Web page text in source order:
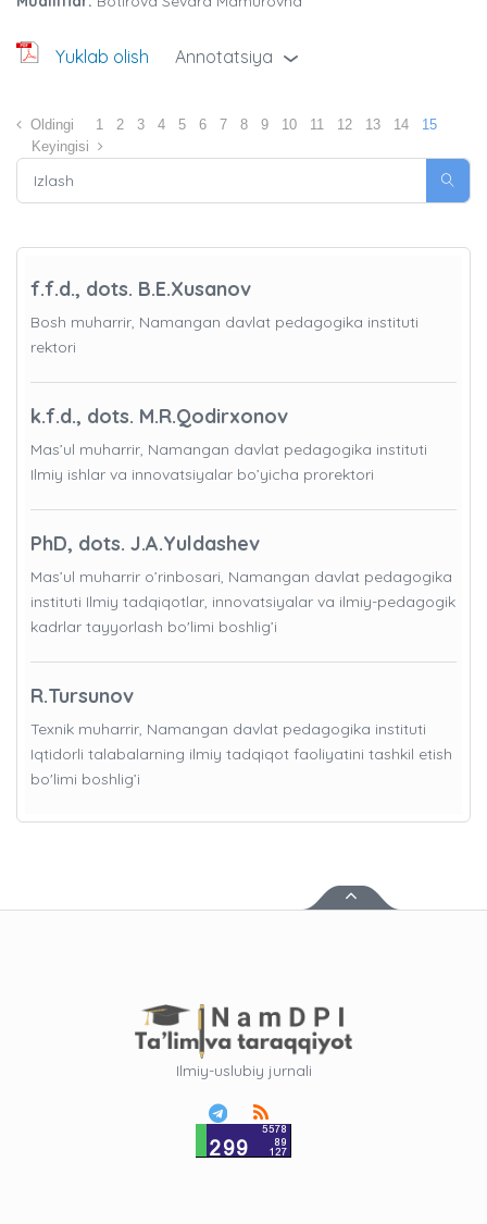
Yuklab olish Annotatsiya ›
Oldingi 1 2 3 4 5 6 7 8 9 10 11 12 13 14
15
Keyingisi
f.f.d., dots. B.E.Xusanov
Bosh muharrir, Namangan davlat pedagogika instituti
rektori
k.f.d., dots. M.R.Qodirxonov
Mas’ul muharrir, Namangan davlat pedagogika instituti
Ilmiy ishlar va innovatsiyalar bo’yicha prorektori
PhD, dots. J.A.Yuldashev
Mas’ul muharrir o’rinbosari, Namangan davlat pedagogika
instituti Ilmiy tadqiqotlar, innovatsiyalar va ilmiy-pedagogik
kadrlar tayyorlash bo'limi boshlig’i
R.Tursunov
Texnik muharrir, Namangan davlat pedagogika instituti
Iqtidorli talabalarning ilmiy tadqiqot faoliyatini tashkil etish
bo'limi boshlig’i
Ilmiy-uslubiy jurnali